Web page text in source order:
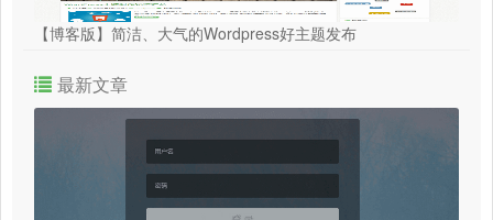
【博客版】简洁、大气的Wordpress好主题发布
最新文章